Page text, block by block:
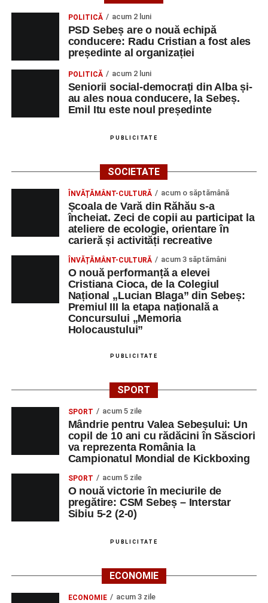
POLITICĂ acum 2 luni
PSD Sebeș are o nouă echipă
conducere: Radu Cristian a fost ales
președinte al organizației
POLITICĂ acum 2 luni
Seniorii social-democrați din Alba și-
au ales noua conducere, la Sebeș.
Emil Itu este noul președinte
PUBLICITATE
SOCIETATE
ÎNVĂȚĂMÂNT-CULTURĂ acum o săptămână
Școala de Vară din Răhău s-a
încheiat. Zeci de copii au participat la
ateliere de ecologie, orientare în
carieră și activități recreative
ÎNVĂȚĂMÂNT-CULTURĂ acum 3 săptămâni
O nouă performanță a elevei
Cristiana Cioca, de la Colegiul
Național „Lucian Blaga” din Sebeș:
Premiul III la etapa națională a
Concursului „Memoria
Holocaustului”
PUBLICITATE
SPORT
SPORT acum 5 zile
Mândrie pentru Valea Sebeșului: Un
copil de 10 ani cu rădăcini în Săsciori
va reprezenta România la
Campionatul Mondial de Kickboxing
SPORT acum 5 zile
O nouă victorie în meciurile de
pregătire: CSM Sebeș – Interstar
Sibiu 5-2 (2-0)
PUBLICITATE
ECONOMIE
ECONOMIE acum 3 zile